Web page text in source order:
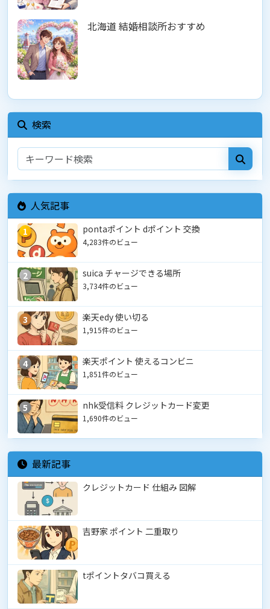
北海道 結婚相談所おすすめ
検索
人気記事
1 pontaポイント dポイント 交換
4,283件のビュー
2 suica チャージできる場所
3,734件のビュー
3 楽天edy 使い切る
1,915件のビュー
4 楽天ポイント 使えるコンビニ
1,851件のビュー
5 nhk受信料 クレジットカード変更
1,690件のビュー
最新記事
クレジットカード 仕組み 図解
吉野家 ポイント 二重取り
tポイントタバコ買える